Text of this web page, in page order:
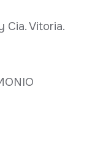
Cia. Vitoria.